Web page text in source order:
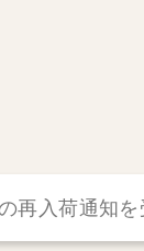
再入荷通知を